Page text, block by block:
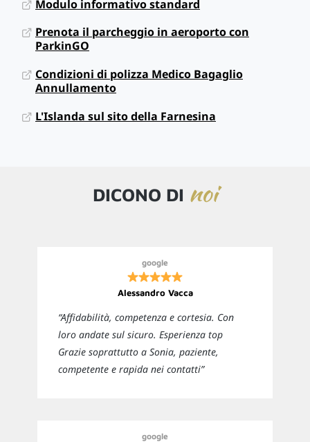
Modulo informativo standard
Prenota il parcheggio in aeroporto con
ParkinGO
Condizioni di polizza Medico Bagaglio
Annullamento
L'Islanda sul sito della Farnesina
DICONO DI noi
google
Alessandro Vacca
“Affidabilità, competenza e cortesia. Con
loro andate sul sicuro. Esperienza top
Grazie soprattutto a Sonia, paziente,
competente e rapida nei contatti”
google